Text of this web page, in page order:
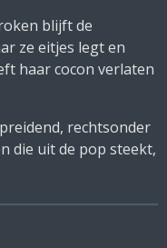
blijft de
ze eitjes legt en
haar cocon verlaten
rechtsonder
die uit de pop steekt,